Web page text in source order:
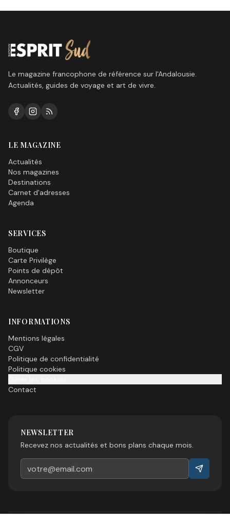
Le magazine francophone de référence sur l'Andalousie.
Actualités, guides de voyage et art de vivre.
LE MAGAZINE
Actualités
Nos magazines
Destinations
Carnet d'adresses
Agenda
SERVICES
Boutique
Carte Privilège
Points de dépôt
Annonceurs
Newsletter
INFORMATIONS
Mentions légales
CGV
Politique de confidentialité
Politique cookies
Contact
NEWSLETTER
Recevez nos actualités et bons plans chaque mois.